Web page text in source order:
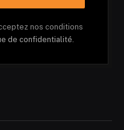
nos conditions
de confidentialité.